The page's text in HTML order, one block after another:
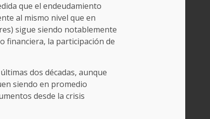
que el endeudamiento
al mismo nivel que en
sigue siendo notablemente
financiera, la participación de
dos décadas, aunque
siendo en promedio
desde la crisis